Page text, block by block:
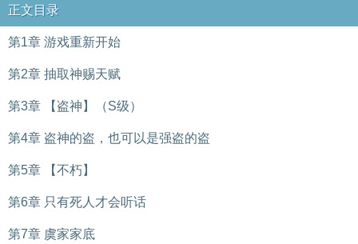
正文目录
第1章 游戏重新开始
第2章 抽取神赐天赋
第3章 【盗神】（S级）
第4章 盗神的盗，也可以是强盗的盗
第5章 【不朽】
第6章 只有死人才会听话
第7章 虞家家底